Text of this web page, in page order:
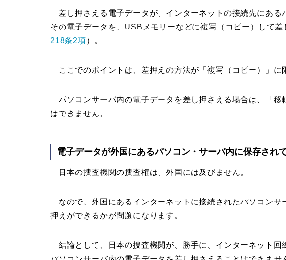
差し押さえる電子データが、インターネットの接続先にある
その電子データを、USBメモリーなどに複写（コピー）して差
218条2項）。
ここでのポイントは、差押えの方法が「複写（コピー）」に
パソコンサーバ内の電子データを差し押さえる場合は、「移
はできません。
電子データが外国にあるパソコン・サーバ内に保存され
日本の捜査機関の捜査権は、外国には及びません。
なので、外国にあるインターネットに接続されたパソコンサ
押えができるかが問題になります。
結論として、日本の捜査機関が、勝手に、インターネット回